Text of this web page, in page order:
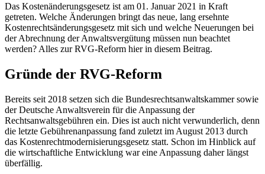
Das Kostenänderungsgesetz ist am 01. Januar 2021 in Kraft
getreten. Welche Änderungen bringt das neue, lang ersehnte
Kostenrechtsänderungsgesetz mit sich und welche Neuerungen bei
der Abrechnung der Anwaltsvergütung müssen nun beachtet
werden? Alles zur RVG-Reform hier in diesem Beitrag.
Gründe der RVG-Reform
Bereits seit 2018 setzen sich die Bundesrechtsanwaltskammer sowie
der Deutsche Anwaltsverein für die Anpassung der
Rechtsanwaltsgebühren ein. Dies ist auch nicht verwunderlich, denn
die letzte Gebührenanpassung fand zuletzt im August 2013 durch
das Kostenrechtmodernisierungsgesetz statt. Schon im Hinblick auf
die wirtschaftliche Entwicklung war eine Anpassung daher längst
überfällig.